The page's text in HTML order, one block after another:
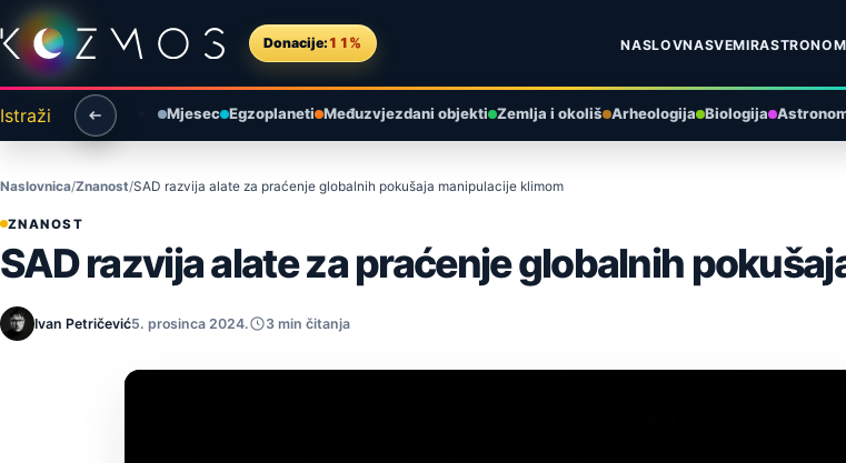
Preskoči na sadržaj
Donacije: 11% NASLOVNASVEMIR
Istraži Mjesec Egzoplaneti Međuzvjezdani objekti Zemlja i okoliš Arheologija Biologija
Naslovnica Znanost SAD razvija alate za praćenje globalnih pokušaja manipulacije klimom
ZNANOST
SAD razvija alate za praćenje globalnih
Ivan Petričević5. prosinca 2024. 3 min čitanja